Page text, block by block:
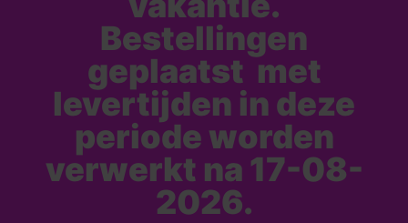
Bestellingen
geplaatst met
levertijden in deze
periode worden
verwerkt na 17-08-
2026.